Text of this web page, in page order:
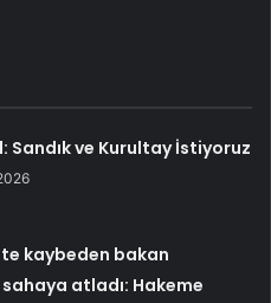
Sandık ve Kurultay İstiyoruz
kaybeden bakan
sahaya atladı: Hakeme